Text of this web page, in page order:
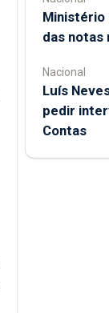
Ministério
das notas
Nacional
Luís
pedir
Contas